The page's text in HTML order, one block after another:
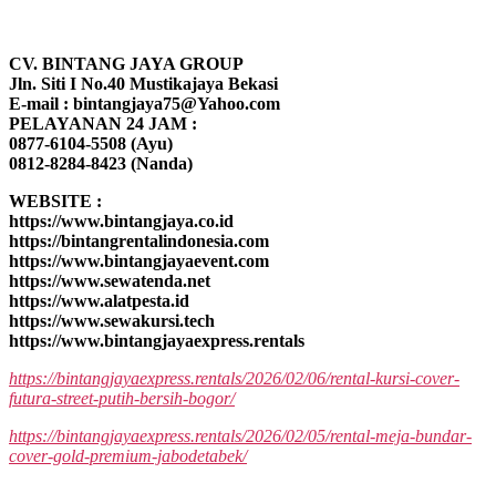
CV. BINTANG JAYA GROUP
Jln. Siti I No.40 Mustikajaya Bekasi
E-mail : bintangjaya75@Yahoo.com
PELAYANAN 24 JAM :
0877-6104-5508 (Ayu)
0812-8284-8423 (Nanda)
WEBSITE :
https://www.bintangjaya.co.id
https://bintangrentalindonesia.com
https://www.bintangjayaevent.com
https://www.sewatenda.net
https://www.alatpesta.id
https://www.sewakursi.tech
https://www.bintangjayaexpress.rentals
https://bintangjayaexpress.rentals/2026/02/06/rental-kursi-cover-
futura-street-putih-bersih-bogor/
https://bintangjayaexpress.rentals/2026/02/05/rental-meja-bundar-
cover-gold-premium-jabodetabek/